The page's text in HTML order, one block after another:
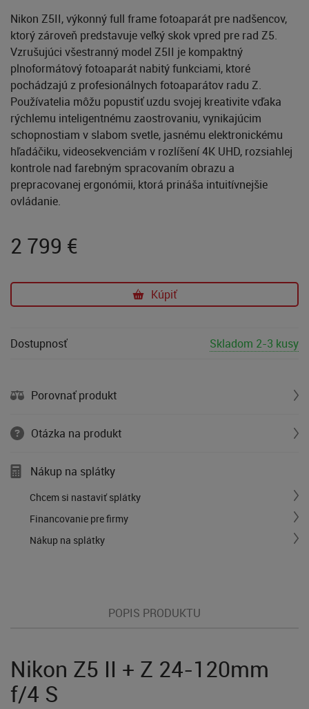
Nikon Z5II, výkonný full frame fotoaparát pre nadšencov,
ktorý zároveň predstavuje veľký skok vpred pre rad Z5.
Vzrušujúci všestranný model Z5II je kompaktný
plnoformátový fotoaparát nabitý funkciami, ktoré
pochádzajú z profesionálnych fotoaparátov radu Z.
Používatelia môžu popustiť uzdu svojej kreativite vďaka
rýchlemu inteligentnému zaostrovaniu, vynikajúcim
schopnostiam v slabom svetle, jasnému elektronickému
hľadáčiku, videosekvenciám v rozlíšení 4K UHD, rozsiahlej
kontrole nad farebným spracovaním obrazu a
prepracovanej ergonómii, ktorá prináša intuitívnejšie
ovládanie.
2 799 €
Kúpiť
Dostupnosť Skladom 2-3 kusy
Porovnať produkt
Otázka na produkt
Nákup na splátky
Chcem si nastaviť splátky
Financovanie pre firmy
Nákup na splátky
POPIS PRODUKTU
Nikon Z5 II + Z 24-120mm
f/4 S